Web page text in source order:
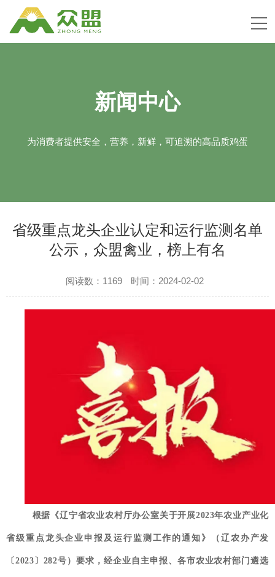
新闻中心
为消费者提供安全，营养，新鲜，可追溯的高品质鸡蛋
省级重点龙头企业认定和运行监测名单
公示，众盟禽业，榜上有名
阅读数： 1169 时间：2024-02-02
根据《辽宁省农业农村厅办公室关于开展2023年农业产业化
省级重点龙头企业申报及运行监测工作的通知》（辽农办产发
〔2023〕282号）要求，经企业自主申报、各市农业农村部门遴选